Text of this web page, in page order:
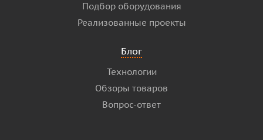
Подбор оборудования
Реализованные проекты
Блог
Технологии
Обзоры товаров
Вопрос-ответ